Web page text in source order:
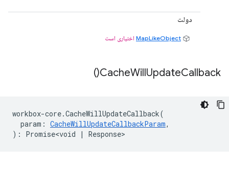
دولت
MapLikeObject اختیاری است
CacheWillUpdateCallback(
)
workbox-core.CacheWillUpdateCallback(
param : CacheWillUpdateCallbackParam,
) : Promise<void | Response>